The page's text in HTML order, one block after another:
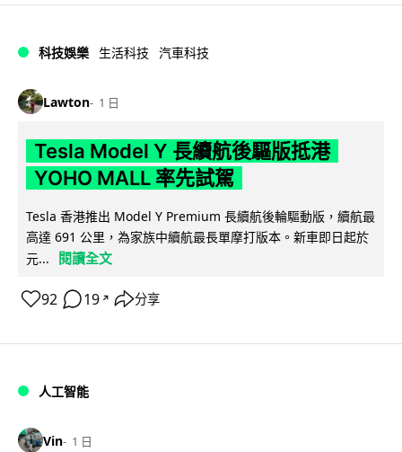
科技娛樂 生活科技 汽車科技
Lawton 1 日
Tesla Model Y 長續航後驅版抵港
YOHO MALL 率先試駕
Tesla 香港推出 Model Y Premium 長續航後輪驅動版，續航最
高達 691 公里，為家族中續航最長單摩打版本。新車即日起於
元...
閱讀全文
92 19 ↗ 分享
人工智能
Vin 1 日